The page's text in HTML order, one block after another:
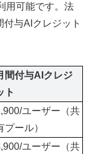
用可能です。法
与AIクレジット
間付与AIクレジ
ト
ユーザー（共
プール）
ユーザー（共